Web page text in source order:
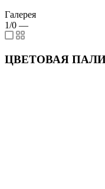
Галерея
1/0 —
ЦВЕТОВАЯ